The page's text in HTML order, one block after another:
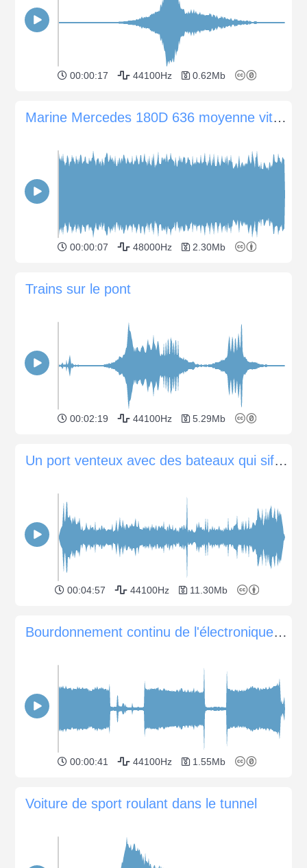
00:00:17 44100Hz 0.62Mb
Marine Mercedes 180D 636 moyenne vitesse
00:00:07 48000Hz 2.30Mb
Trains sur le pont
00:02:19 44100Hz 5.29Mb
Un port venteux avec des bateaux qui sifflent et des vagues
00:04:57 44100Hz 11.30Mb
Bourdonnement continu de l'électronique (bourdonnement)
00:00:41 44100Hz 1.55Mb
Voiture de sport roulant dans le tunnel